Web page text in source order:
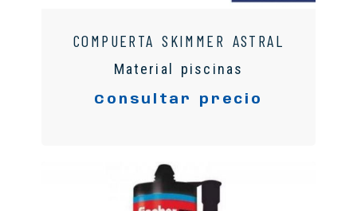
COMPUERTA SKIMMER ASTRAL
Material piscinas
Consultar precio